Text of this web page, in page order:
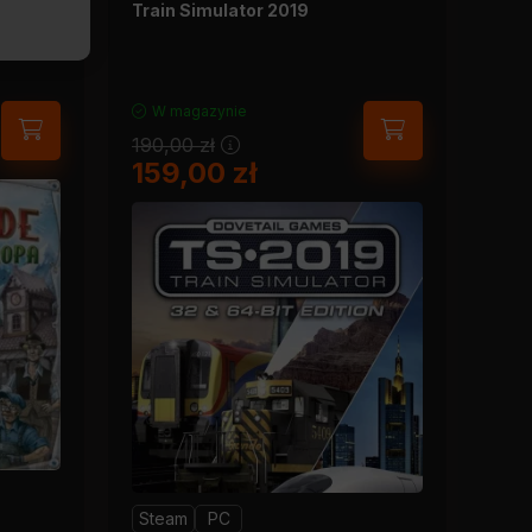
Train Simulator 2019
W magazynie
190,00zł
159,00 zł
Steam PC